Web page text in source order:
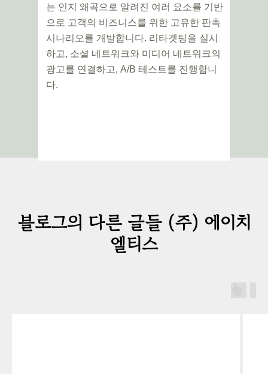
는 인지 왜곡으로 알려진 여러 요소를 기반
으로 고객의 비즈니스를 위한 고유한 판촉
시나리오를 개발합니다. 리타겟팅을 실시
하고, 소셜 네트워크와 미디어 네트워크의
광고를 연결하고, A/B 테스트를 진행합니
다.
블로그의 다른 글들 (주) 에이치
엘티스